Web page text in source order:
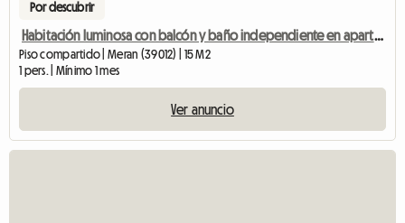
Por descubrir
Habitación luminosa con balcón y baño independiente en apartamento compartido para 2 personas.
Piso compartido | Meran (39012) | 15 M2
1 pers. | Mínimo 1 mes
Ver anuncio